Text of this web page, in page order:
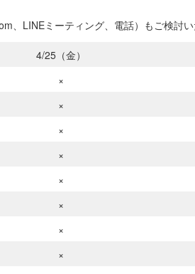
LINEミーティング、電話）もご検討い
4/25（金）
×
×
×
×
×
×
×
×